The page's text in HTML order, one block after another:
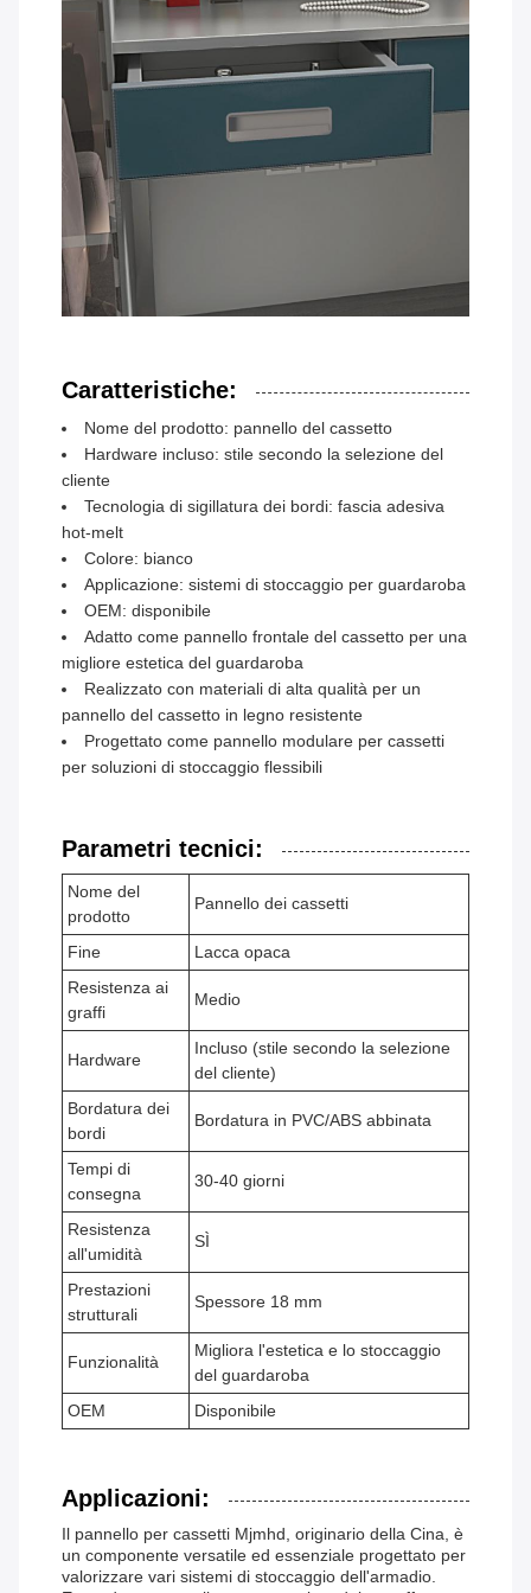
Caratteristiche:
Nome del prodotto: pannello del cassetto
Hardware incluso: stile secondo la selezione del
cliente
Tecnologia di sigillatura dei bordi: fascia adesiva
hot-melt
Colore: bianco
Applicazione: sistemi di stoccaggio per guardaroba
OEM: disponibile
Adatto come pannello frontale del cassetto per una
migliore estetica del guardaroba
Realizzato con materiali di alta qualità per un
pannello del cassetto in legno resistente
Progettato come pannello modulare per cassetti
per soluzioni di stoccaggio flessibili
Parametri tecnici:
Nome del
prodotto
Pannello dei cassetti
Fine
Lacca opaca
Resistenza ai
graffi
Medio
Hardware
Incluso (stile secondo la selezione
del cliente)
Bordatura dei
bordi
Bordatura in PVC/ABS abbinata
Tempi di
consegna
30-40 giorni
Resistenza
all'umidità
SÌ
Prestazioni
strutturali
Spessore 18 mm
Funzionalità
Migliora l'estetica e lo stoccaggio
del guardaroba
OEM
Disponibile
Applicazioni:
Il pannello per cassetti Mjmhd, originario della Cina, è
un componente versatile ed essenziale progettato per
valorizzare vari sistemi di stoccaggio dell'armadio.